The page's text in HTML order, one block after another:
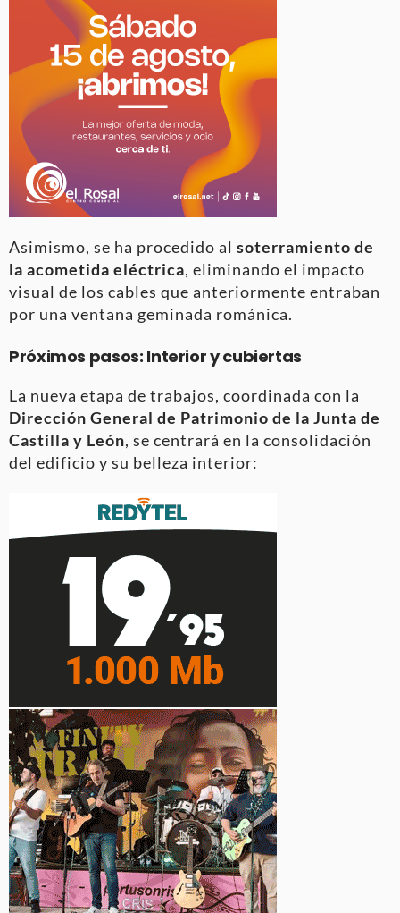
Asimismo, se ha procedido al soterramiento de
la acometida eléctrica, eliminando el impacto
visual de los cables que anteriormente entraban
por una ventana geminada románica.
Próximos pasos: Interior y cubiertas
La nueva etapa de trabajos, coordinada con la
Dirección General de Patrimonio de la Junta de
Castilla y León, se centrará en la consolidación
del edificio y su belleza interior: